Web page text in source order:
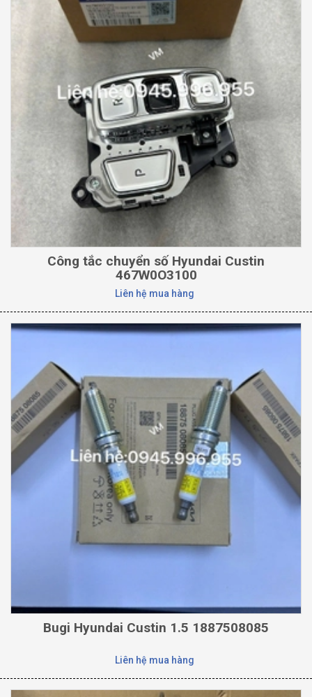
Công tắc chuyển số Hyundai Custin
467W0O3100
Liên hệ mua hàng
Bugi Hyundai Custin 1.5 1887508085
Liên hệ mua hàng